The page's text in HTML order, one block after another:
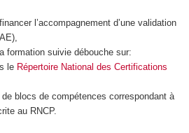
l’accompagnement d’une validation
formation suivie débouche sur:
le Répertoire National des Certifications
blocs de compétences correspondant à
au RNCP.